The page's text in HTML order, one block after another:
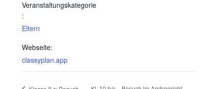
Veranstaltungskategorie
:
Eltern
Webseite:
classyplan.app